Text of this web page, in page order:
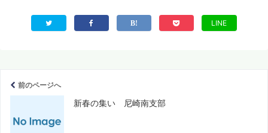
LINE
前のページへ
新春の集い 尼崎南支部